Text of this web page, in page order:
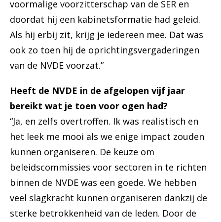
voormalige voorzitterschap van de SER en
doordat hij een kabinetsformatie had geleid.
Als hij erbij zit, krijg je iedereen mee. Dat was
ook zo toen hij de oprichtingsvergaderingen
van de NVDE voorzat.”
Heeft de NVDE in de afgelopen vijf jaar
bereikt wat je toen voor ogen had?
“Ja, en zelfs overtroffen. Ik was realistisch en
het leek me mooi als we enige impact zouden
kunnen organiseren. De keuze om
beleidscommissies voor sectoren in te richten
binnen de NVDE was een goede. We hebben
veel slagkracht kunnen organiseren dankzij de
sterke betrokkenheid van de leden. Door de